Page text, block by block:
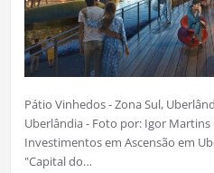
Pátio Vinhedos - Zona Sul,
Uberlândia - Foto por: Igor Martins
Investimentos em Ascensão em
"Capital do…